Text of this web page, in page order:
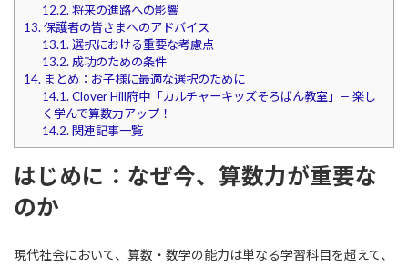
12.2. 将来の進路への影響
13. 保護者の皆さまへのアドバイス
13.1. 選択における重要な考慮点
13.2. 成功のための条件
14. まとめ：お子様に最適な選択のために
14.1. Clover Hill府中「カルチャーキッズそろばん教室」— 楽し
く学んで算数力アップ！
14.2. 関連記事一覧
はじめに：なぜ今、算数力が重要な
のか
現代社会において、算数・数学の能力は単なる学習科目を超えて、